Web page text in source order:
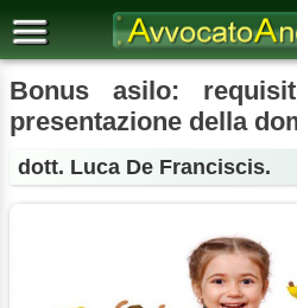
Bonus asilo:
presentazione della
dott. Luca De Franciscis.